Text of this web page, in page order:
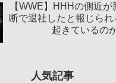
【WWE】HHHの側近が
断で退社したと報じら
起きているの
人気記事